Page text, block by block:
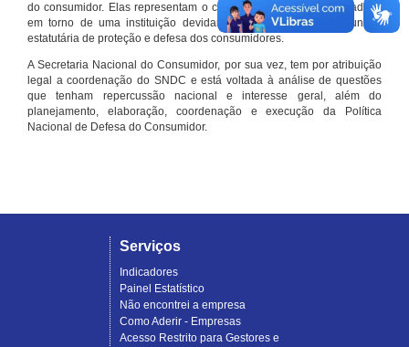
do consumidor. Elas representam o conjunto organizado de cidadãos
em torno de uma instituição devidamente registrada e com função
estatutária de proteção e defesa dos consumidores.
A Secretaria Nacional do Consumidor, por sua vez, tem por atribuição
legal a coordenação do SNDC e está voltada à análise de questões
que tenham repercussão nacional e interesse geral, além do
planejamento, elaboração, coordenação e execução da Política
Nacional de Defesa do Consumidor.
Serviços
Indicadores
Painel Estatístico
Não encontrei a empresa
Como Aderir - Empresas
Acesso Restrito para Gestores e